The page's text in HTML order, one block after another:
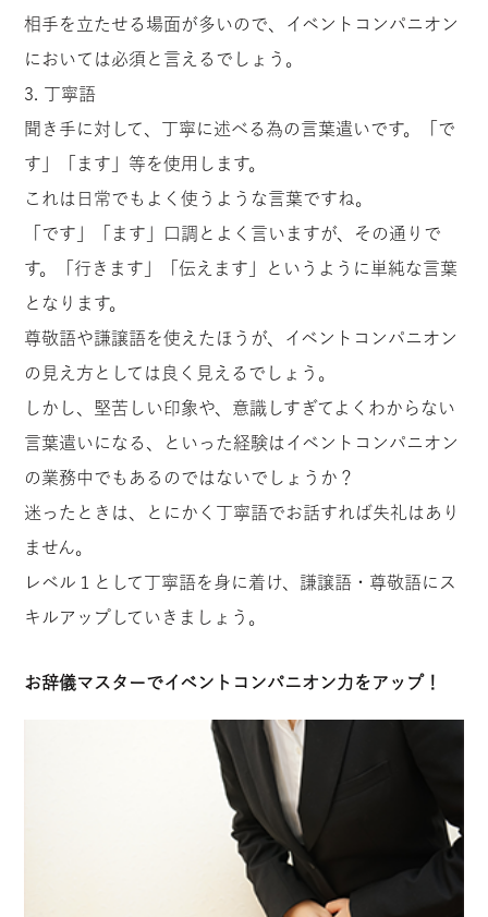
相手を立たせる場面が多いので、イベントコンパニオン
においては必須と言えるでしょう。
3. 丁寧語
聞き手に対して、丁寧に述べる為の言葉遣いです。「で
す」「ます」等を使用します。
これは日常でもよく使うような言葉ですね。
「です」「ます」口調とよく言いますが、その通りで
す。「行きます」「伝えます」というように単純な言葉
となります。
尊敬語や謙譲語を使えたほうが、イベントコンパニオン
の見え方としては良く見えるでしょう。
しかし、堅苦しい印象や、意識しすぎてよくわからない
言葉遣いになる、といった経験はイベントコンパニオン
の業務中でもあるのではないでしょうか？
迷ったときは、とにかく丁寧語でお話すれば失礼はあり
ません。
レベル１として丁寧語を身に着け、謙譲語・尊敬語にス
キルアップしていきましょう。
お辞儀マスターでイベントコンパニオン力をアップ！